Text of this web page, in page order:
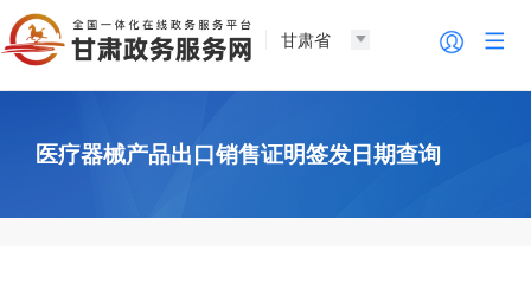
甘肃省
医疗器械产品出口销售证明签发日期查询